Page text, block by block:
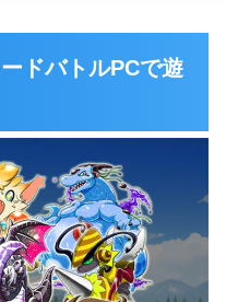
ドバトルPCで遊